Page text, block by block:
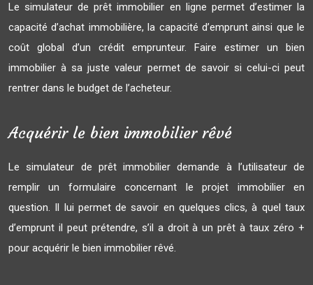
Le simulateur de prêt immobilier en ligne permet d’estimer la
capacité d’achat immobilière, la capacité d’emprunt ainsi que le
coût global d’un crédit emprunteur. Faire estimer un bien
immobilier à sa juste valeur permet de savoir si celui-ci peut
rentrer dans le budget de l’acheteur.
Acquérir le bien immobilier rêvé
Le simulateur de prêt immobilier demande à l’utilisateur de
remplir un formulaire concernant le projet immobilier en
question. Il lui permet de savoir en quelques clics, à quel taux
d’emprunt il peut prétendre, s’il a droit à un prêt à taux zéro +
pour acquérir le bien immobilier rêvé.